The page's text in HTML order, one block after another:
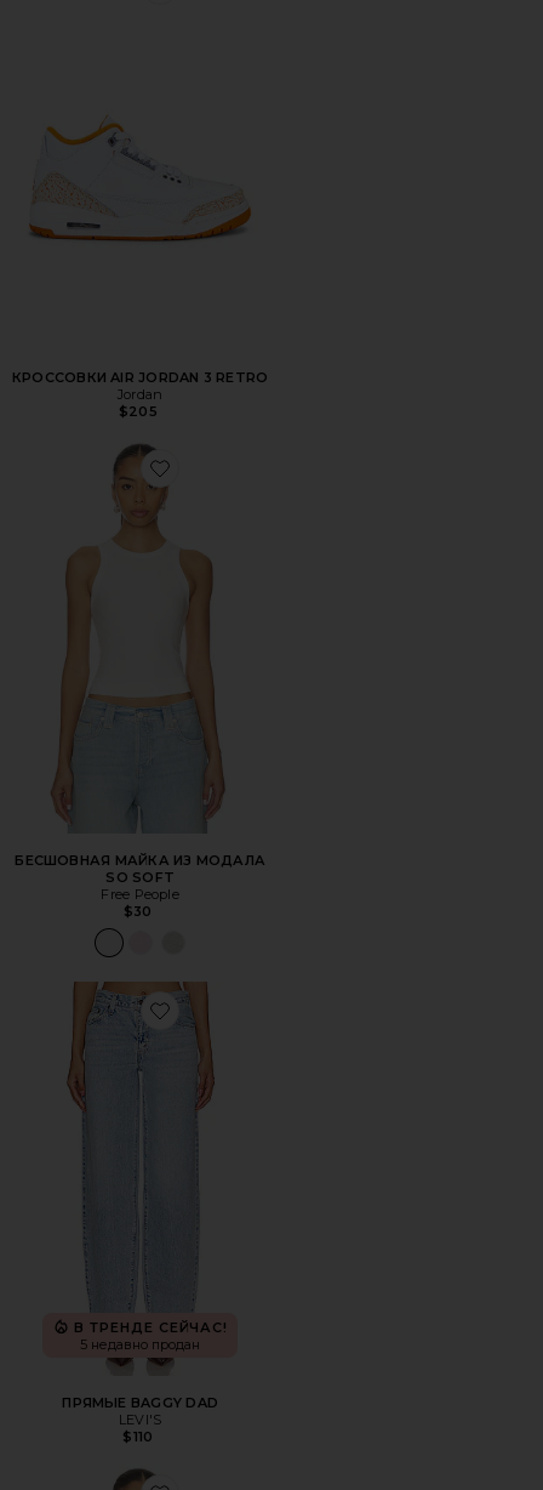
КРОССОВКИ AIR JORDAN 3 RETRO
Jordan
$205
Favorite БЕСШОВНАЯ МАЙКА ИЗ МОДАЛА SO SOFT
БЕСШОВНАЯ МАЙКА ИЗ МОДАЛА
SO SOFT
Free People
$30
Favorite ПРЯМЫЕ BAGGY DAD
В ТРЕНДЕ СЕЙЧАС!
5 недавно продан
ПРЯМЫЕ BAGGY DAD
LEVI'S
$110